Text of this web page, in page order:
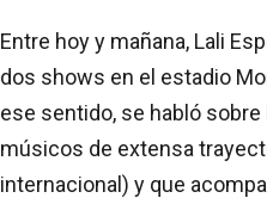
Entre hoy y mañana, Lali
dos shows en el estadio
ese sentido, se habló
músicos de extensa
internacional) y que